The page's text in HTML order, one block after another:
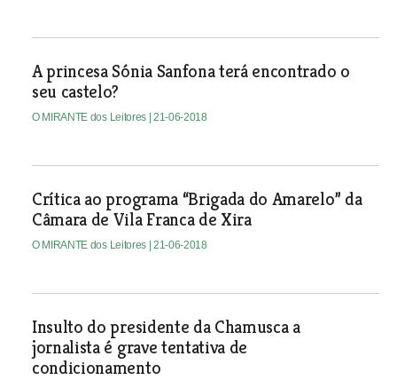
A princesa Sónia Sanfona terá encontrado o
seu castelo?
O MIRANTE dos Leitores | 21-06-2018
Crítica ao programa “Brigada do Amarelo” da
Câmara de Vila Franca de Xira
O MIRANTE dos Leitores | 21-06-2018
Insulto do presidente da Chamusca a
jornalista é grave tentativa de
condicionamento